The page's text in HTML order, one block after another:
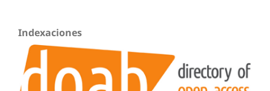
Indexaciones